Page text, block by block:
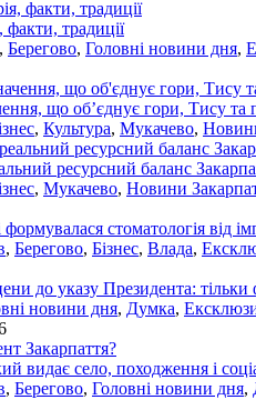
факти, традиції
, Берегово, Головні новини дня,
що об’єднує гори, Тису та
, Культура, Мукачево,
ресурсний баланс
, Мукачево, Новини
стоматологія від
, Берегово, Бізнес, Влада,
до указу Президента: тільки
новини дня, Думка,
видає село, походження і
, Берегово, Головні новини дня,